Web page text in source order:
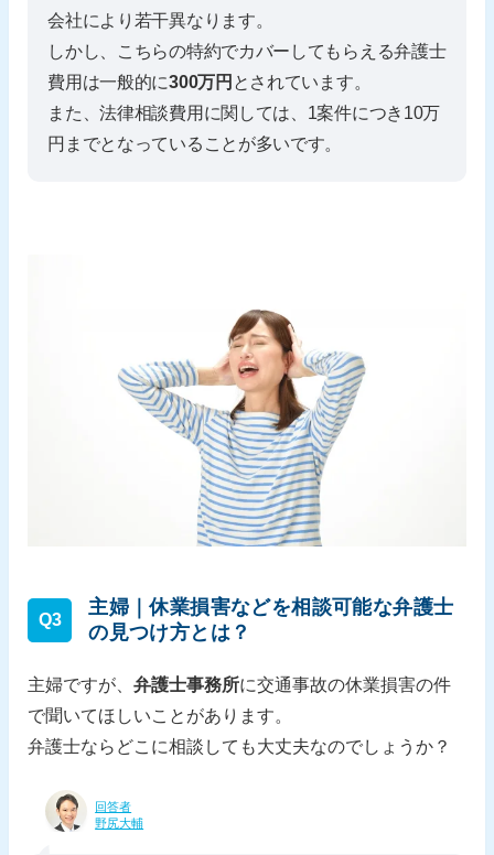
会社により若干異なります。
しかし、こちらの特約でカバーしてもらえる弁護士
費用は一般的に300万円 とされています。
また、法律相談費用に関しては、1案件につき10万
円までとなっていることが多いです。
Q3
主婦｜休業損害などを相談可能な弁護士
の見つけ方とは？
主婦ですが、弁護士事務所に交通事故の休業損害の件
で聞いてほしいことがあります。
弁護士ならどこに相談しても大丈夫なのでしょうか？
回答者
野尻大輔